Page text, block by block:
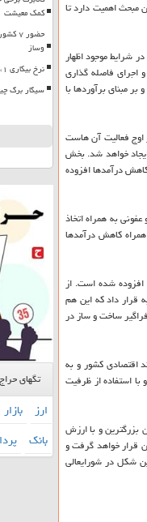
مبحث اهمیت دارد تا
شرایط موجود اظهار
اجرای فاصله گذاری
مبنای برآوردها با
فعالیت آن هاست
خواهد شد. بخش
درآمدها افزوده
به همراه اتخاذ
است که به همراه کاهش درآمدها
درصد افزوده شده بدین سان هزینه ها افزوده شده است. از
قرار داد که این هم
ساخت و ساز در
اقتصادی کشور و به
استفاده از ظرفیت
پادگان ۰۶ به مجموعه شهرداری و مردم اطلاع داد و اظهار داشت: پیرو حمایت اعضای شورا و توافق قبلی پادگان ۰۶ بعنوان بزرگترین و با ارزش
و مردم شهر تهران قرار خواهد گرفت و
شکل در شورایعالی
کمک معیشت
وساز
نرخ بیکاری ۹،۱ درصد شد
سیگار برگ
تگهای
ارز بازار
بانك